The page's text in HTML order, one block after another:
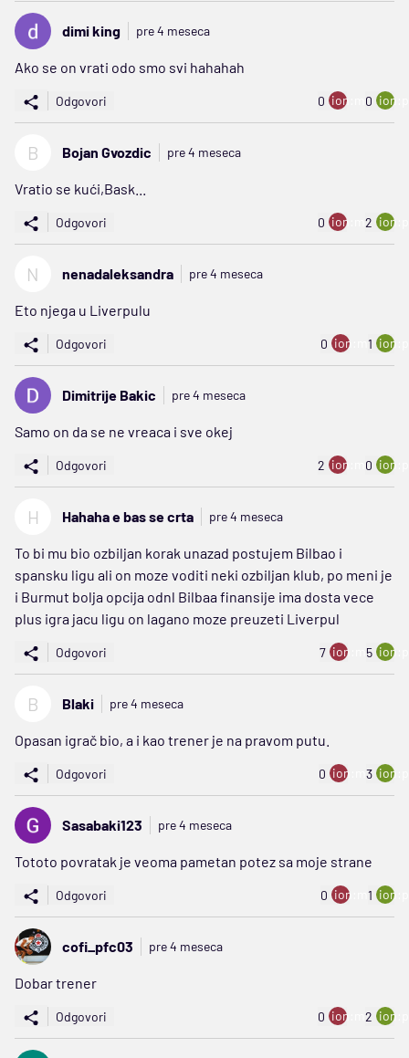
dimi king pre 4 meseca
Ako se on vrati odo smo svi hahahah
Odgovori 0 ion:minus
0
B Bojan Gvozdic pre 4 meseca
Vratio se kući,Bask...
Odgovori 0 ion:minus
2
N nenadaleksandra pre 4 meseca
Eto njega u Liverpulu
Odgovori 0 ion:minus
1
Dimitrije Bakic pre 4 meseca
Samo on da se ne vreaca i sve okej
Odgovori 2 ion:minus
0
H Hahaha e bas se crta pre 4 meseca
To bi mu bio ozbiljan korak unazad postujem Bilbao i
spansku ligu ali on moze voditi neki ozbiljan klub, po meni je
i Burmut bolja opcija odnl Bilbaa finansije ima dosta vece
plus igra jacu ligu on lagano moze preuzeti Liverpul
Odgovori 7 ion:minus
5
B Blaki pre 4 meseca
Opasan igrač bio, a i kao trener je na pravom putu.
Odgovori 0 ion:minus
3
Sasabaki123 pre 4 meseca
Tototo povratak je veoma pametan potez sa moje strane
Odgovori 0 ion:minus
1
cofi_pfc03 pre 4 meseca
Dobar trener
Odgovori 0 ion:minus
2